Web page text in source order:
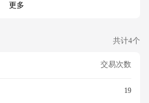
更多
共计4个
交易次数
19